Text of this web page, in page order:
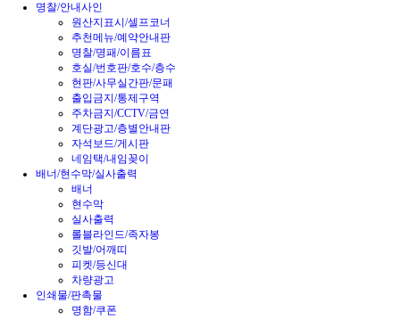
명찰/안내사인
원산지표시/셀프코너
추천메뉴/예약안내판
명찰/명패/이름표
호실/번호판/호수/층수
현판/사무실간판/문패
출입금지/통제구역
주차금지/CCTV/금연
계단광고/층별안내판
자석보드/게시판
네임택/내임꽂이
배너/현수막/실사출력
배너
현수막
실사출력
롤블라인드/족자봉
깃발/어깨띠
피켓/등신대
차량광고
인쇄물/판촉물
명함/쿠폰